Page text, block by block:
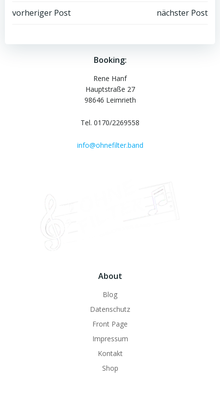
Post
navigation
vorheriger Post
navigation
nächster Post
Booking:
Rene Hanf
Hauptstraße 27
98646 Leimrieth
Tel. 0170/2269558
info@ohnefilter.band
About
Blog
Datenschutz
Front Page
Impressum
Kontakt
Shop